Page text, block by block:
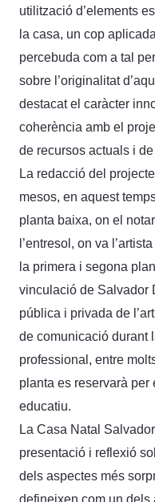
utilització d’elements
la casa, un cop
percebuda com a tal
sobre l’originalitat
destacat el caràcter
coherència amb el
de recursos actuals i
La redacció del
mesos, en aquest
planta baixa, on el
l’entresol, on va
la primera i segona
vinculació de Salvador
pública i privada de
de comunicació durant
professional, entre
planta es reservarà
educatiu.
La Casa Natal
presentació i reflexió
dels aspectes més